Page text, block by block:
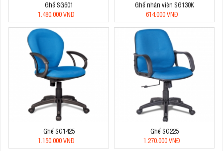
Ghế SG601
1.480.000 VNĐ
Ghế nhân viên SG130K
614.000 VNĐ
Ghế SG1425
1.150.000 VNĐ
Ghế SG225
1.270.000 VNĐ